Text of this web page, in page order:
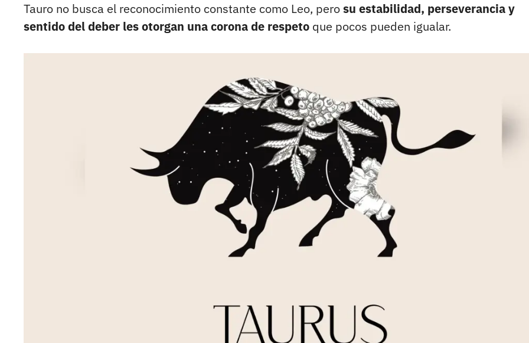
Tauro no busca el reconocimiento constante como Leo, perosu estabilidad, perseverancia y
sentido del deber les otorgan una corona de respeto que pocos pueden igualar.